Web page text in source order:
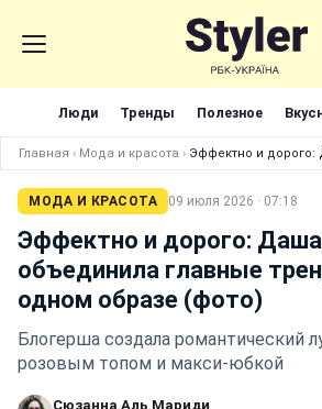
Люди Тренды Полезное
Главная › Мода и красота › Эффектно и дорого:
МОДА И КРАСОТА 09 июля 2026 · 07:18
Эффектно и дорого:
объединила главные
одном образе (фото)
Блогерша создала романтический
розовым топом и макси-юбкой
Сюзанна Аль Мариди